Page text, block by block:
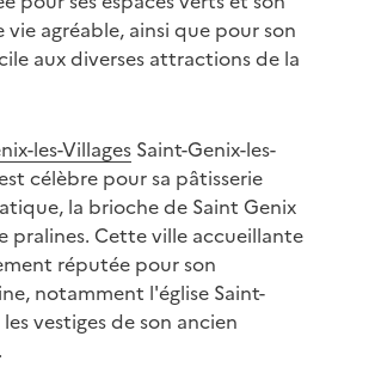
vie agréable, ainsi que pour son
aux diverses attractions de la
les-VillagesSaint-Genix-les-
célèbre pour sa pâtisserie
la brioche de Saint Genix
pralines. Cette ville accueillante
réputée pour son
notamment l'église Saint-
vestiges de son ancien